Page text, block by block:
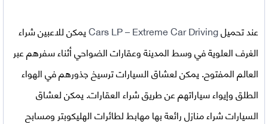
عند تحميلCars LP – Extreme Car Drivingيمكن للاعبين شراء
الغرف العلوية في وسط المدينة وعقارات الضواحي أثناء سفرهم عبر
العالم المفتوح. يمكن لعشاق السيارات ترسيخ جذورهم في الهواء
الطلق وإيواء سياراتهم عن طريق شراء العقارات. يمكن لعشاق
السيارات شراء منازل رائعة بها مهابط لطائرات الهليكوبتر ومسابح